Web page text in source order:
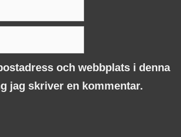
och webbplats i denna
jag skriver en kommentar.